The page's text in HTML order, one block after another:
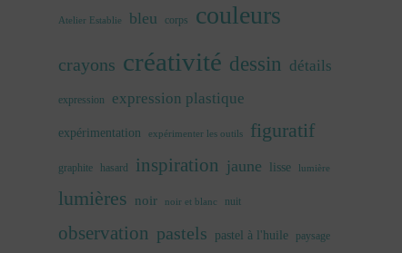
Atelier Establie bleu corps couleurs
crayons créativité dessin détails
expression expression plastique
expérimentation expérimenter les outils figuratif
graphite hasard inspiration jaune lisse lumière
lumières noir noir et blanc nuit
observation pastels pastel à l'huile paysage